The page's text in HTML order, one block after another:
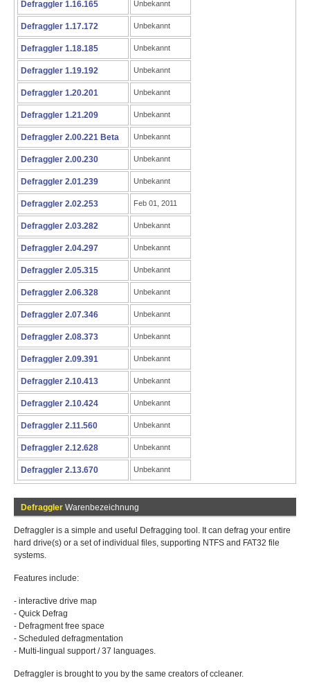
Defraggler 1.16.165 Unbekannt
Defraggler 1.17.172 Unbekannt
Defraggler 1.18.185 Unbekannt
Defraggler 1.19.192 Unbekannt
Defraggler 1.20.201 Unbekannt
Defraggler 1.21.209 Unbekannt
Defraggler 2.00.221 Beta Unbekannt
Defraggler 2.00.230 Unbekannt
Defraggler 2.01.239 Unbekannt
Defraggler 2.02.253 Feb 01, 2011
Defraggler 2.03.282 Unbekannt
Defraggler 2.04.297 Unbekannt
Defraggler 2.05.315 Unbekannt
Defraggler 2.06.328 Unbekannt
Defraggler 2.07.346 Unbekannt
Defraggler 2.08.373 Unbekannt
Defraggler 2.09.391 Unbekannt
Defraggler 2.10.413 Unbekannt
Defraggler 2.10.424 Unbekannt
Defraggler 2.11.560 Unbekannt
Defraggler 2.12.628 Unbekannt
Defraggler 2.13.670 Unbekannt
Defraggler Warenbezeichnung
Defraggler is a simple and useful Defragging tool. It can defrag your entire
hard drive(s) or a set of individual files, supporting NTFS and FAT32 file
systems.
Features include:
- interactive drive map
- Quick Defrag
- Defragment free space
- Scheduled defragmentation
- Multi-lingual support / 37 languages.
Defraggler is brought to you by the same creators of ccleaner.